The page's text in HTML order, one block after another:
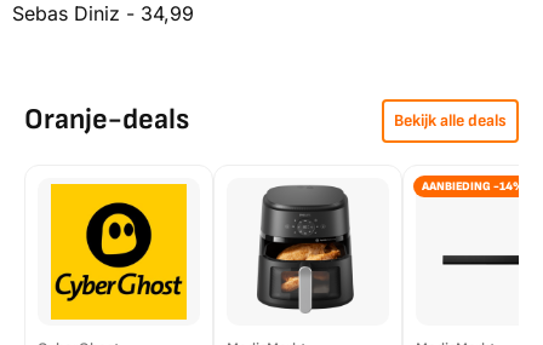
Sebas Diniz - 34,99
Oranje-deals Bekijk alle deals
AANBIEDING -14%